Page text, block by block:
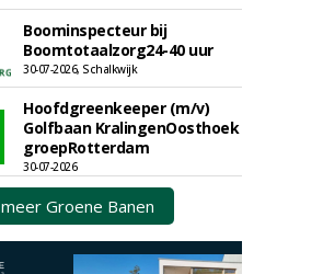
Boominspecteur bij
Boomtotaalzorg24-40 uur
30-07-2026, Schalkwijk
Hoofdgreenkeeper (m/v)
Golfbaan KralingenOosthoek
groepRotterdam
30-07-2026
meer Groene Banen